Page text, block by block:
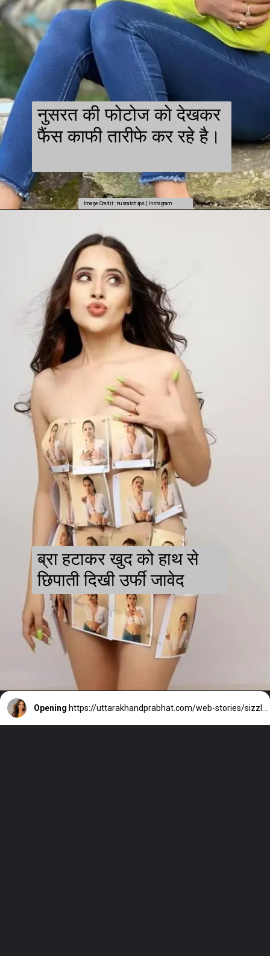
Image Credit : nusratchirps | Instagram
नुसरत की फोटोज को देखकर
फैंस काफी तारीफे कर रहे है।
ब्रा हटाकर खुद को हाथ से
छिपाती दिखी उर्फी जावेद
Opening